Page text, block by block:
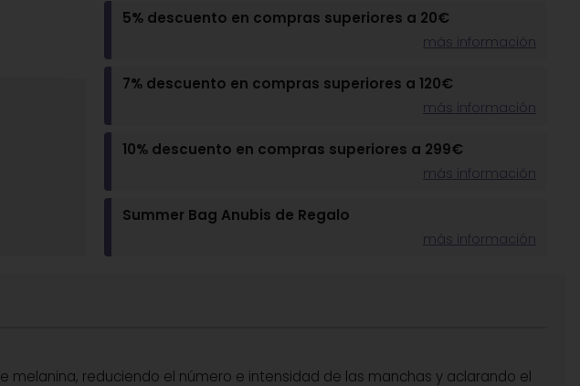
5% descuento en compras superiores a 20€
más información
7% descuento en compras superiores a 120€
más información
10% descuento en compras superiores a 299€
más información
Summer Bag Anubis de Regalo
más información
reduciendo el número e intensidad de las manchas y aclarando el